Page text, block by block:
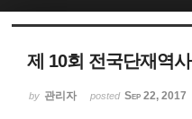
제 10회 전국단재역
by 관리자 posted Sep 22, 2017